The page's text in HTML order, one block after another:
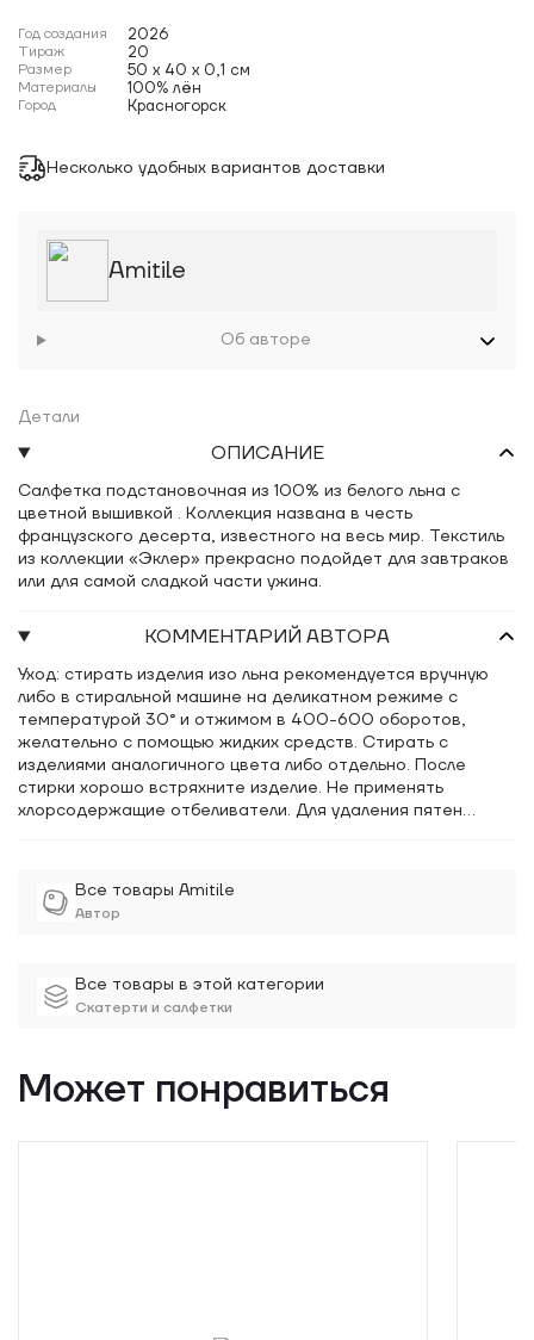
Год создания 2026
Тираж 20
Размер 50 x 40 x 0,1 см
Материалы 100% лён
Город Красногорск
Несколько удобных вариантов доставки
Все товары Amitile
Автор
Все товары в этой категории
Скатерти и салфетки
Amitile
Об авторе
Детали
ОПИСАНИЕ
Салфетка подстановочная из 100% из белого льна с
цветной вышивкой . Коллекция названа в честь
французского десерта, известного на весь мир. Текстиль
из коллекции «Эклер» прекрасно подойдет для завтраков
или для самой сладкой части ужина.
КОММЕНТАРИЙ АВТОРА
Уход: стирать изделия изо льна рекомендуется вручную
либо в стиральной машине на деликатном режиме с
температурой 30° и отжимом в 400-600 оборотов,
желательно с помощью жидких средств. Стирать с
изделиями аналогичного цвета либо отдельно. После
стирки хорошо встряхните изделие. Не применять
хлорсодержащие отбеливатели. Для удаления пятен
при глажке рекомендуется использовать спрей для
подкрахмаливания. Допускается использование сухой
химчистки без трихлорэтилена.
Может понравиться